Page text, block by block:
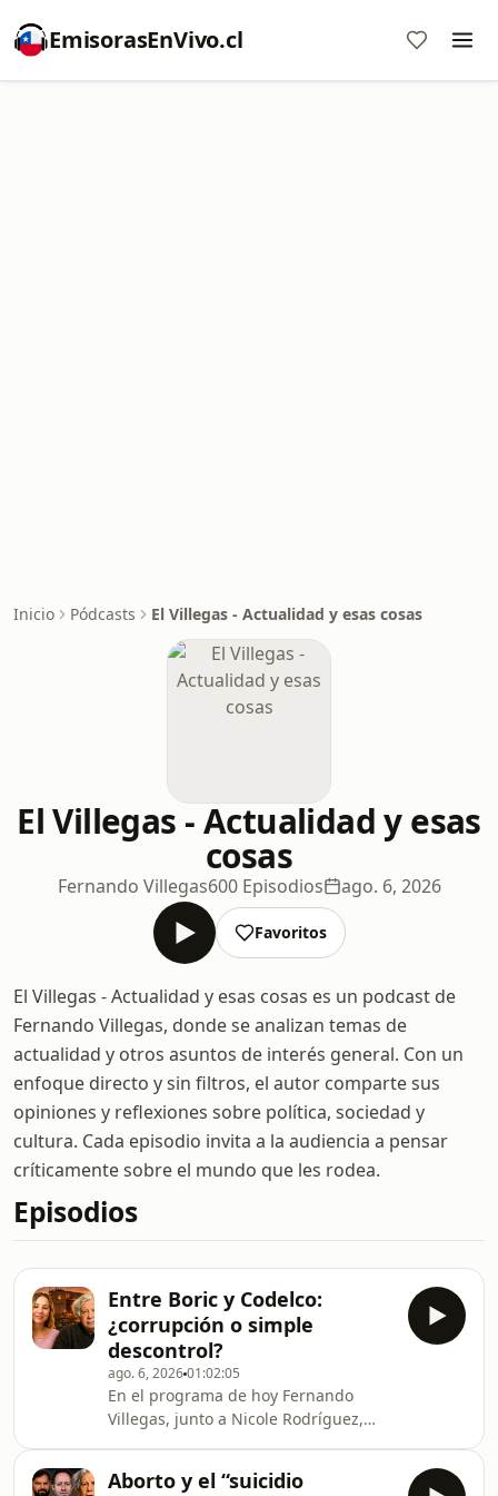
EmisorasEnVivo.cl
Inicio Pódcasts El Villegas - Actualidad y esas cosas
El Villegas - Actualidad y esas
cosas
Fernando Villegas600 Episodios ago. 6, 2026
Favoritos
El Villegas - Actualidad y esas cosas es un podcast de
Fernando Villegas, donde se analizan temas de
actualidad y otros asuntos de interés general. Con un
enfoque directo y sin filtros, el autor comparte sus
opiniones y reflexiones sobre política, sociedad y
cultura. Cada episodio invita a la audiencia a pensar
críticamente sobre el mundo que les rodea.
Episodios
Entre Boric y Codelco:
¿corrupción o simple
descontrol?
ago. 6, 202601:02:05
En el programa de hoy Fernando
Villegas, junto a Nicole Rodríguez,
aprobación de la ley de
Aborto y el “suicidio